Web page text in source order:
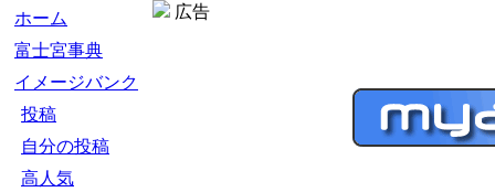
ホーム
富士宮事典
イメージバンク
投稿
自分の投稿
高人気
広告